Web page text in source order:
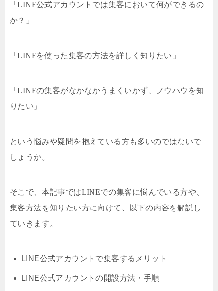
「LINE公式アカウントでは集客において何ができるの
か？」
「LINEを使った集客の方法を詳しく知りたい」
「LINEの集客がなかなかうまくいかず、ノウハウを知
りたい」
という悩みや疑問を抱えている方も多いのではないで
しょうか。
そこで、本記事ではLINEでの集客に悩んでいる方や、
集客方法を知りたい方に向けて、以下の内容を解説し
ていきます。
LINE公式アカウントで集客するメリット
LINE公式アカウントの開設方法・手順